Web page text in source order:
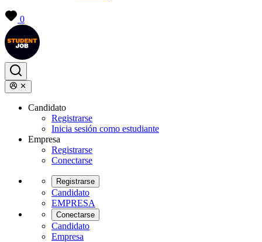
0
Candidato
Registrarse
Inicia sesión como estudiante
Empresa
Registrarse
Conectarse
Registrarse
Candidato
EMPRESA
Conectarse
Candidato
Empresa